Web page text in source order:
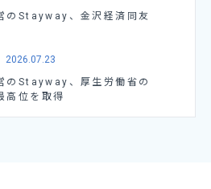
のStayway、金沢経済同友
2026.07.23
のStayway、厚生労働省の
高位を取得